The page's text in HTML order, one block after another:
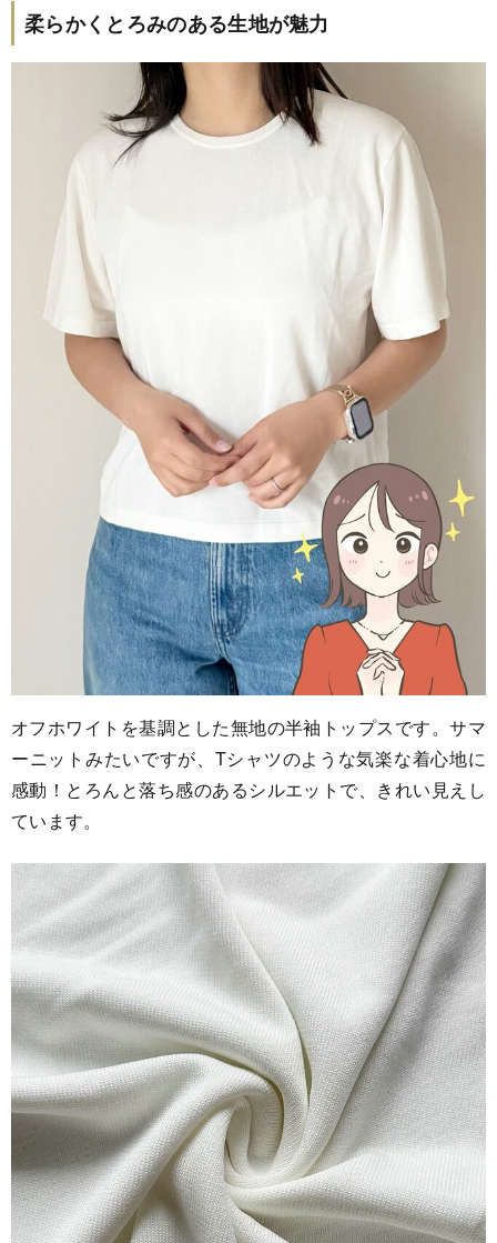
柔らかくとろみのある生地が魅力
オフホワイトを基調とした無地の半袖トップスです。サマ
ーニットみたいですが、Tシャツのような気楽な着心地に
感動！とろんと落ち感のあるシルエットで、きれい見えし
ています。